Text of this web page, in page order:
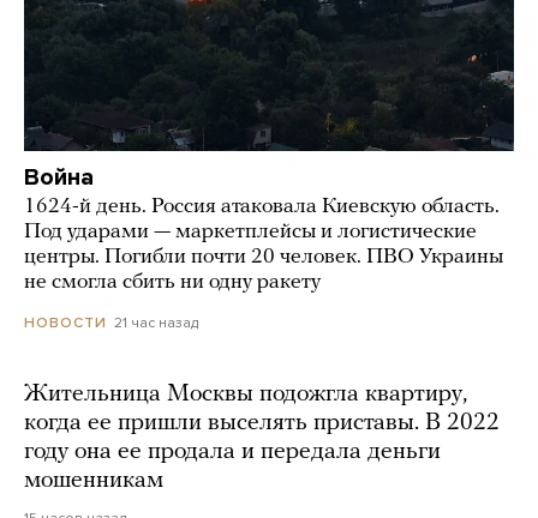
Война
1624-й день. Россия атаковала Киевскую область.
Под ударами — маркетплейсы и логистические
центры. Погибли почти 20 человек. ПВО Украины
не смогла сбить ни одну ракету
НОВОСТИ 21 час назад
Жительница Москвы подожгла квартиру,
когда ее пришли выселять приставы. В 2022
году она ее продала и передала деньги
мошенникам